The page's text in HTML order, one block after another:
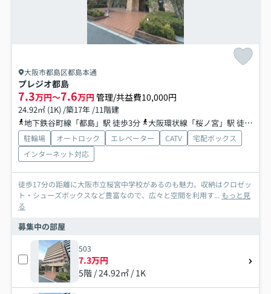
大阪市都島区都島本通
プレジオ都島
7.3万円～7.6万円 管理/共益費10,000円
24.92㎡ (1K) /築17年 /11階建
地下鉄谷町線「都島」駅 徒歩3分
大阪環状線「桜ノ宮」駅 徒歩10分
駐輪場 オートロック エレベーター CATV
宅配ボックス
インターネット対応
徒歩17分の距離に大阪市立桜宮中学校があるのも魅力。収納はクロゼッ
ト・シューズボックスなど豊富なので、広々と空間を利用す... もっと見
る
募集中の部屋
503
7.3万円
5階 / 24.92㎡ / 1K